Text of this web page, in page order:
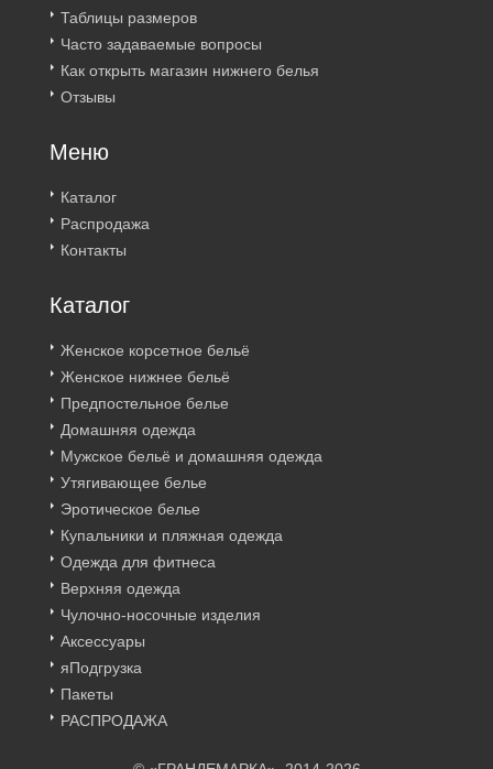
Таблицы размеров
Часто задаваемые вопросы
Как открыть магазин нижнего белья
Отзывы
Меню
Каталог
Распродажа
Контакты
Каталог
Женское корсетное бельё
Женское нижнее бельё
Предпостельное белье
Домашняя одежда
Мужское бельё и домашняя одежда
Утягивающее белье
Эротическое белье
Купальники и пляжная одежда
Одежда для фитнеса
Верхняя одежда
Чулочно-носочные изделия
Аксессуары
яПодгрузка
Пакеты
РАСПРОДАЖА